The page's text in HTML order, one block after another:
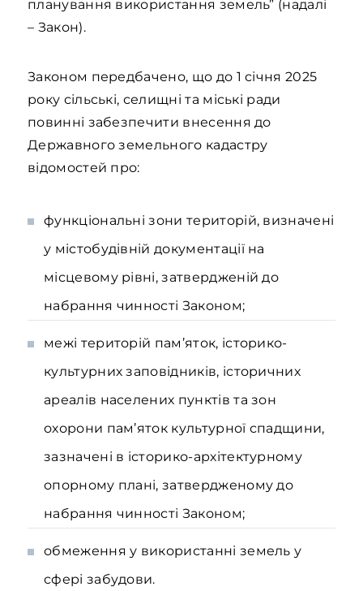
планування використання земель” (надалі
– Закон).
Законом передбачено, що до 1 січня 2025
року сільські, селищні та міські ради
повинні забезпечити внесення до
Державного земельного кадастру
відомостей про:
функціональні зони територій, визначені
у містобудівній документації на
місцевому рівні, затвердженій до
набрання чинності Законом;
межі територій пам’яток, історико-
культурних заповідників, історичних
ареалів населених пунктів та зон
охорони пам’яток культурної спадщини,
зазначені в історико-архітектурному
опорному плані, затвердженому до
набрання чинності Законом;
обмеження у використанні земель у
сфері забудови.